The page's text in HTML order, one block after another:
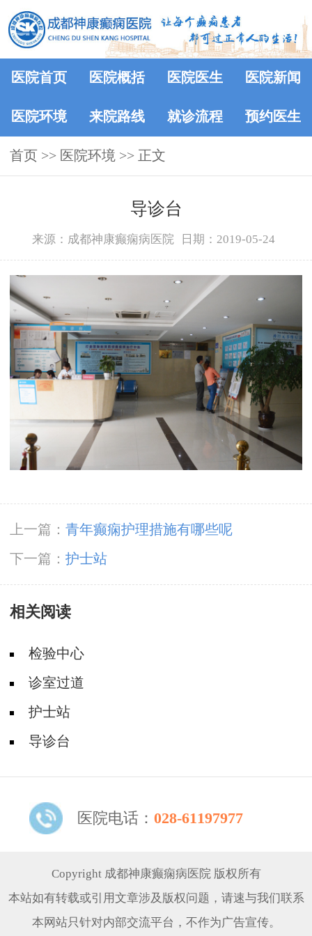
医院首页 医院概括 医院医生 医院新闻
医院环境 来院路线 就诊流程 预约医生
首页 >> 医院环境 >> 正文
导诊台
来源：成都神康癫痫病医院 日期：2019-05-24
上一篇： 青年癫痫护理措施有哪些呢
下一篇： 护士站
相关阅读
检验中心
诊室过道
护士站
导诊台
医院电话： 028-61197977
Copyright 成都神康癫痫病医院 版权所有
本站如有转载或引用文章涉及版权问题，请速与我们联系
本网站只针对内部交流平台，不作为广告宣传。